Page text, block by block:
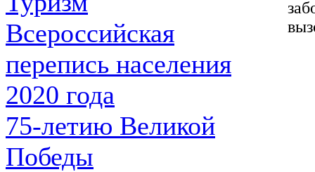
Всероссийская
перепись населения
2020 года
75-летию Великой
Победы